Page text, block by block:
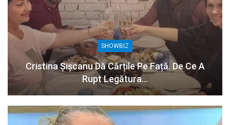
SHOWBIZ
Cristina Șișcanu Dă Cărțile Pe Față. De Ce A
Rupt Legătura…